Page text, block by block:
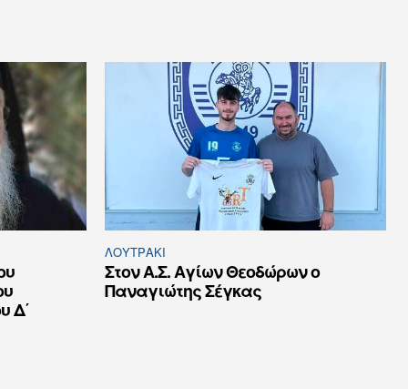
Δ΄
ΛΟΥΤΡΆΚΙ
Στον Α.Σ. Αγίων Θεοδώρων ο
Παναγιώτης Σέγκας